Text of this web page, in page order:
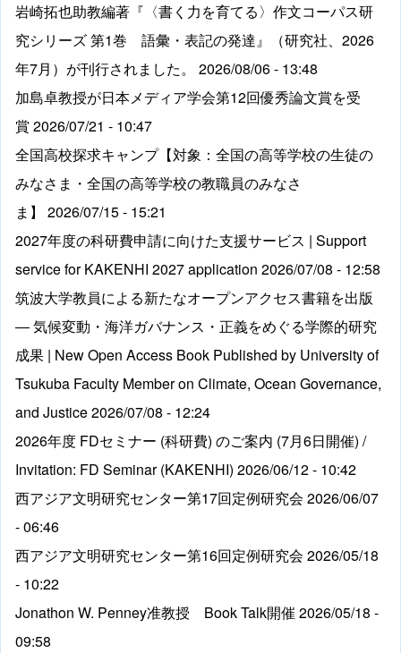
岩崎拓也助教編著『〈書く力を育てる〉作文コーパス研
究シリーズ 第1巻 語彙・表記の発達』（研究社、2026
年7月）が刊行されました。
2026/08/06 - 13:48
加島卓教授が日本メディア学会第12回優秀論文賞を受
賞 2026/07/21 - 10:47
全国高校探求キャンプ【対象：全国の高等学校の生徒の
みなさま・全国の高等学校の教職員のみなさ
ま】
2026/07/15 - 15:21
2027年度の科研費申請に向けた支援サービス | Support
service for KAKENHI 2027 application 2026/07/08 - 12:58
筑波大学教員による新たなオープンアクセス書籍を出版
― 気候変動・海洋ガバナンス・正義をめぐる学際的研究
成果 | New Open Access Book Published by University of
Tsukuba Faculty Member on Climate, Ocean Governance,
and Justice2026/07/08 - 12:24
2026年度 FDセミナー (科研費) のご案内 (7月6日開催) /
Invitation: FD Seminar (KAKENHI) 2026/06/12 - 10:42
西アジア文明研究センター第17回定例研究会 2026/06/07
- 06:46
西アジア文明研究センター第16回定例研究会 2026/05/18
- 10:22
Jonathon W. Penney准教授 Book Talk開催 2026/05/18 -
09:58